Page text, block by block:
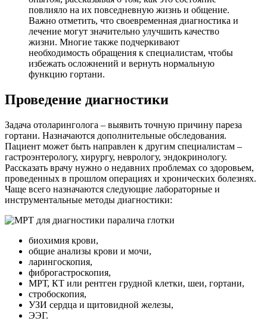
повлияло на их повседневную жизнь и общение.
Важно отметить, что своевременная диагностика и
лечение могут значительно улучшить качество
жизни. Многие также подчеркивают
необходимость обращения к специалистам, чтобы
избежать осложнений и вернуть нормальную
функцию гортани.
Проведение диагностики
Задача отоларинголога – выявить точную причину пареза
гортани. Назначаются дополнительные обследования.
Пациент может быть направлен к другим специалистам –
гастроэнтерологу, хирургу, неврологу, эндокринологу.
Рассказать врачу нужно о недавних проблемах со здоровьем,
проведенных в прошлом операциях и хронических болезнях.
Чаще всего назначаются следующие лабораторные и
инструментальные методы диагностики:
биохимия крови,
общие анализы крови и мочи,
ларингоскопия,
фиброгастроскопия,
МРТ, КТ или рентген грудной клетки, шеи, гортани,
стробоскопия,
УЗИ сердца и щитовидной железы,
ЭЭГ.